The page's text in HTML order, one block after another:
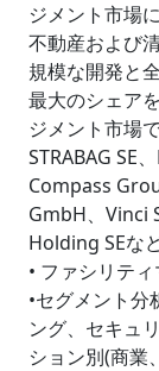
ジメント市場
不動産および
規模な開発と
最大のシェア
ジメント市場
STRABAG SE
Compass
GmbH、Vinci
Holding SEな
• ファシリテ
•セグメント分
ング、セキュ
ション別(商業